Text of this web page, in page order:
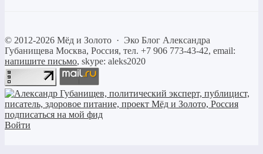
© 2012-2026 Мёд и Золото · Эко Блог Александра
Губанищева Москва, Россия, тел. +7 906 773-43-42, email:
напишите письмо, skype: aleks2020
Войти